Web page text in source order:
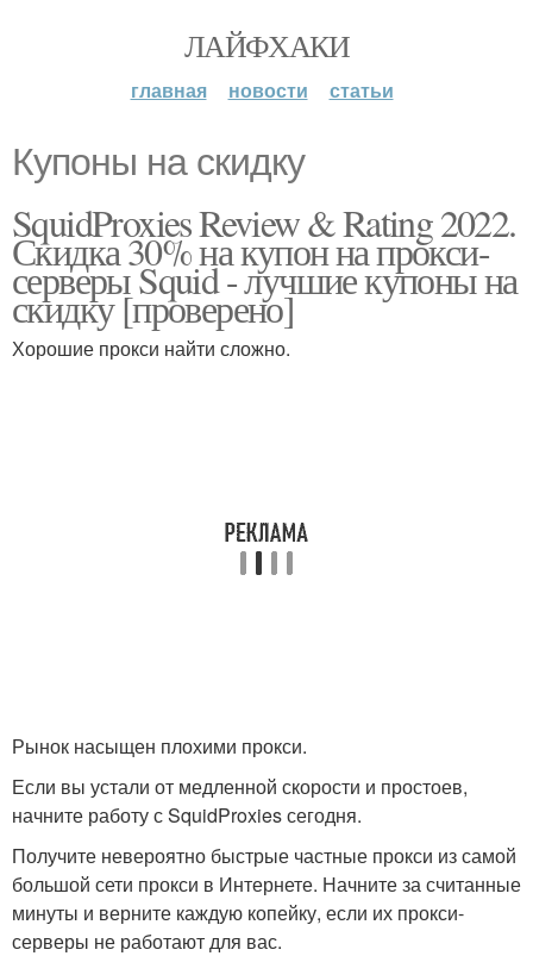
ЛАЙФХАКИ
главная новости статьи
Купоны на скидку
SquidProxies Review & Rating 2022.
Скидка 30% на купон на прокси-
серверы Squid - лучшие купоны на
скидку [проверено]
Хорошие прокси найти сложно.
Рынок насыщен плохими прокси.
Если вы устали от медленной скорости и простоев,
начните работу с SquidProxies сегодня.
Получите невероятно быстрые частные прокси из самой
большой сети прокси в Интернете. Начните за считанные
минуты и верните каждую копейку, если их прокси-
серверы не работают для вас.